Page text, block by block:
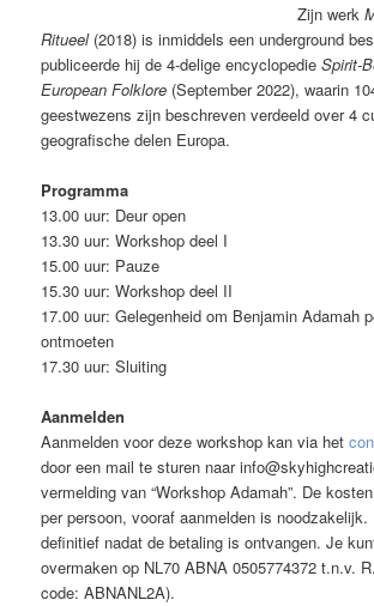
Zijn werk
Ritueel (2018) is inmiddels een underground
publiceerde hij de 4-delige encyclopedieSpirit-
European Folklore (September 2022), waarin
geestwezens zijn beschreven verdeeld over 4
geografische delen Europa.
Programma
13.00 uur: Deur open
13.30 uur: Workshop deel I
15.00 uur: Pauze
15.30 uur: Workshop deel II
17.00 uur: Gelegenheid om Benjamin Adamah
ontmoeten
17.30 uur: Sluiting
Aanmelden
Aanmelden voor deze workshop kan via het
door een mail te sturen naar
vermelding van “Workshop Adamah”. De
per persoon, vooraf aanmelden is noodzakelijk.
definitief nadat de betaling is ontvangen. Je
overmaken op NL70 ABNA 0505774372 t.n.v.
code: ABNANL2A).